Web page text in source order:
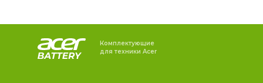
Комплектующие
для техники Acer